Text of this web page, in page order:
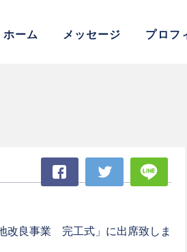
ホーム メッセージ プロフ
Facebook Twitter
改良事業 完工式」に出席致しま